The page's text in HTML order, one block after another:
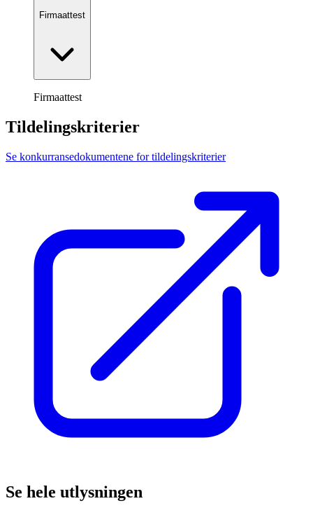
Firmaattest
Firmaattest
Tildelingskriterier
Se konkurransedokumentene for tildelingskriterier
Se hele utlysningen